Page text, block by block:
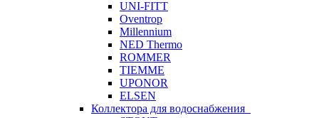
UNI-FITT
Oventrop
Millennium
NED Thermo
ROMMER
TIEMME
UPONOR
ELSEN
Коллектора для водоснабжения